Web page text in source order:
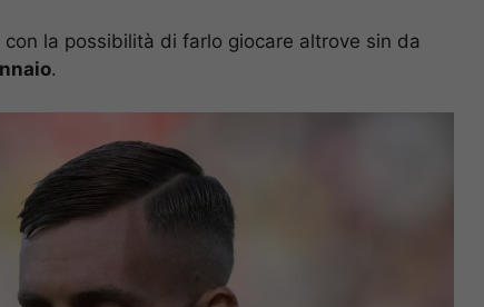
la possibilità di farlo giocare altrove sin da
.